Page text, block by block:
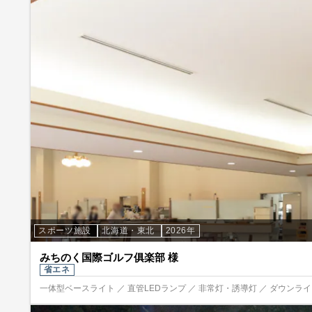
スポーツ施設 北海道・東北 2026年
みちのく国際ゴルフ俱楽部 様
省エネ
一体型ベースライト ／ 直管LEDランプ ／ 非常灯・誘導灯 ／ ダウンラ